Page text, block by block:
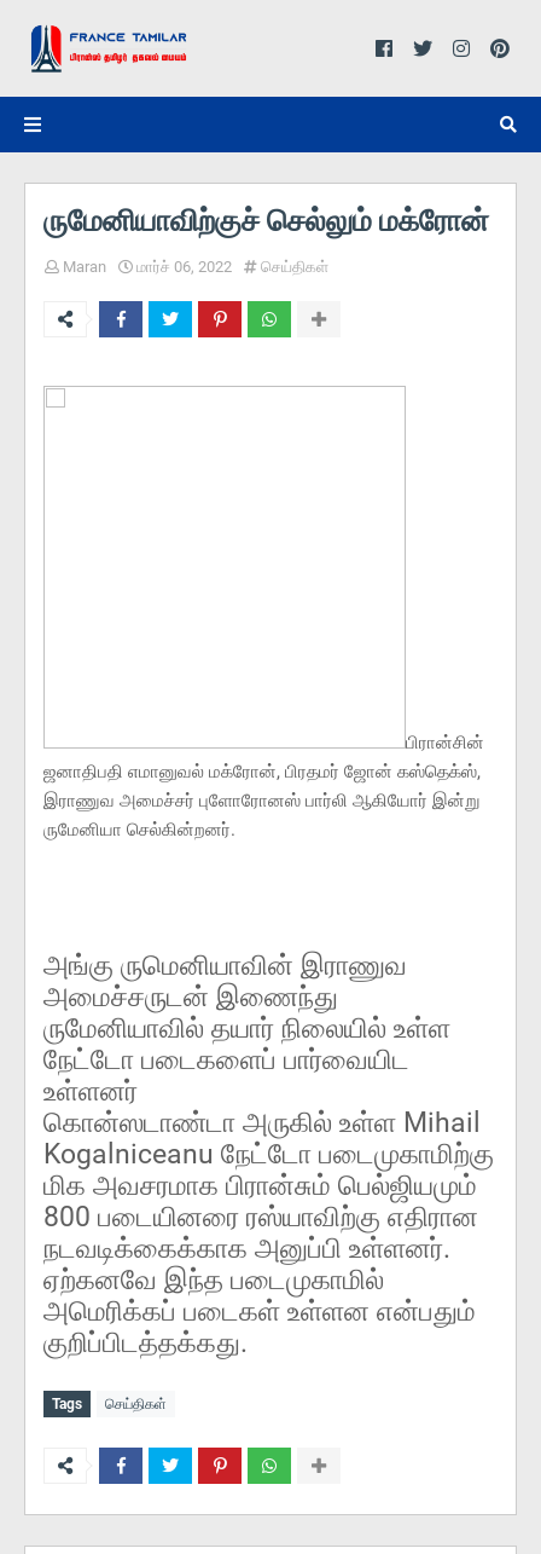
ருமேனியாவிற்குச் செல்லும் மக்ரோன்
Maran மார்ச் 06, 2022 செய்திகள்
​பிரான்சின்
ஜனாதிபதி எமானுவல் மக்ரோன், பிரதமர் ஜோன் கஸ்தெக்ஸ்,
இராணுவ அமைச்சர் புளோரோனஸ் பார்லி ஆகியோர் இன்று
ருமேனியா செல்கின்றனர்.
அங்கு ருமெனியாவின் இராணுவ
அமைச்சருடன் இணைந்து
ருமேனியாவில் தயார் நிலையில் உள்ள
நேட்டோ படைகளைப் பார்வையிட
உள்ளனர்
கொன்ஸடாண்டா அருகில் உள்ள Mihail
Kogalniceanu நேட்டோ படைமுகாமிற்கு
மிக அவசரமாக பிரான்சும் பெல்ஜியமும்
800 படையினரை ரஸ்யாவிற்கு எதிரான
நடவடிக்கைக்காக அனுப்பி உள்ளனர்.
ஏற்கனவே இந்த படைமுகாமில்
அமெரிக்கப் படைகள் உள்ளன என்பதும்
குறிப்பிடத்தக்கது.
Tags செய்திகள்